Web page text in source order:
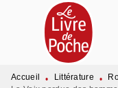
MENU
PIED DE PAGE
Accueil • Littérature •